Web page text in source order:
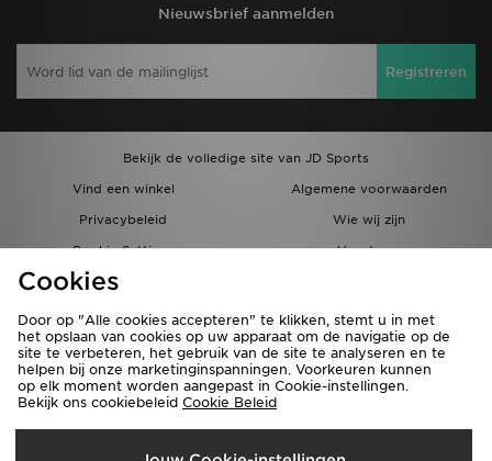
Nieuwsbrief aanmelden
Registreren
Bekijk de volledige site van JD Sports
Vind een winkel
Algemene voorwaarden
Privacybeleid
Wie wij zijn
Cookie Settings
Vacatures
Bestellingen en Levering
Verzenden Naar
Cookies
Door op "Alle cookies accepteren" te klikken, stemt u in met
het opslaan van cookies op uw apparaat om de navigatie op de
site te verbeteren, het gebruik van de site te analyseren en te
helpen bij onze marketinginspanningen. Voorkeuren kunnen
op elk moment worden aangepast in Cookie-instellingen.
Bekijk ons cookiebeleid Cookie Beleid